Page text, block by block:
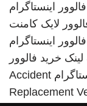
اینستاگرام
لایک کامنت
اینستاگرام
خرید فالوور
Accident
Replacement